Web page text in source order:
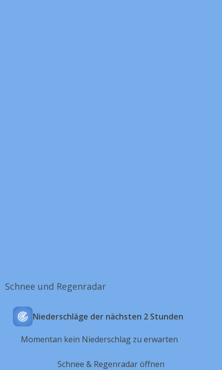
Schnee und Regenradar
Niederschläge der nächsten 2 Stunden
Momentan kein Niederschlag zu erwarten
Schnee & Regenradar öffnen